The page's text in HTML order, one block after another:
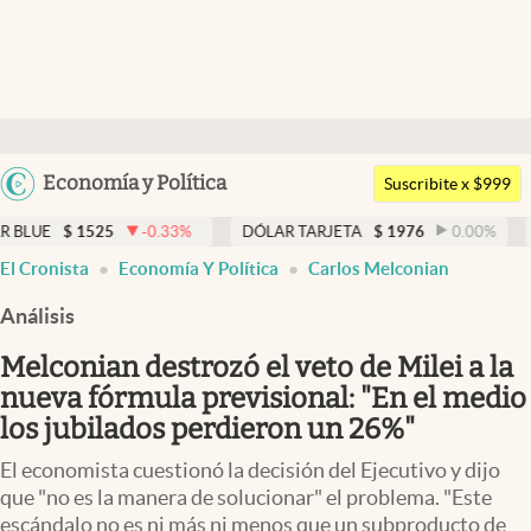
Argentina
Uruguay
Economía y Política
Members
Economía y Política
Finanzas y Mercados
Mercados Online
Negocios
Columnistas
Apertura
Suscribite x $999
-0.33% DÓLAR TARJETA $ 1976 0.00% DÓLAR MEP
El Cronista Economía Y Política Carlos Melconian
Análisis
Melconian destrozó el veto de Milei a la
nueva fórmula previsional: "En el medio
los jubilados perdieron un 26%"
El economista cuestionó la decisión del Ejecutivo y dijo
que "no es la manera de solucionar" el problema. "Este
escándalo no es ni más ni menos que un subproducto de